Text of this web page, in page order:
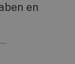
en